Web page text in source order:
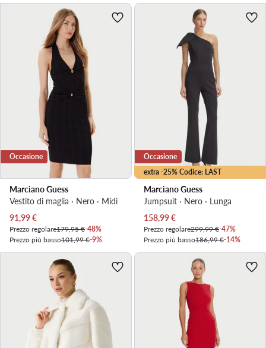
Occasione
Marciano Guess
Vestito di maglia · Nero · Midi
Prezzo attuale
91,99€
Prezzo regolare179,95 €-48%
Prezzo più basso101,99 €-9%
extra -25% Codice: LAST
Occasione
Marciano Guess
Jumpsuit · Nero · Lunga
Prezzo attuale
158,99€
Prezzo regolare299,99 €-47%
Prezzo più basso186,99 €-14%